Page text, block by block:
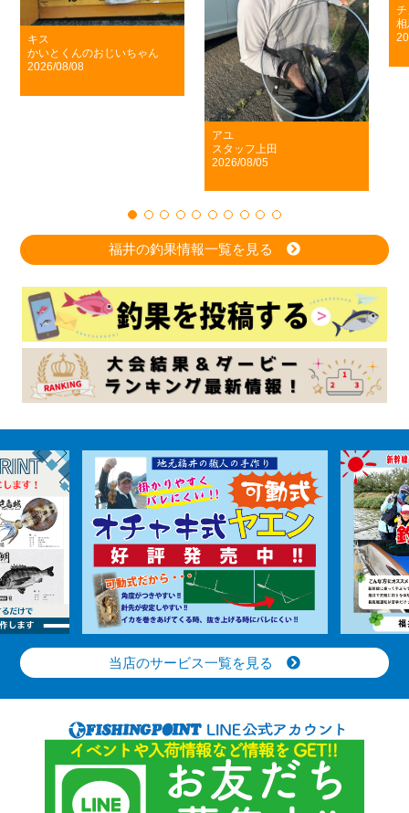
チヌ
相馬 宏治さん
2026/08/05
福井の釣果情報一覧を見る
当店のサービス一覧を見る